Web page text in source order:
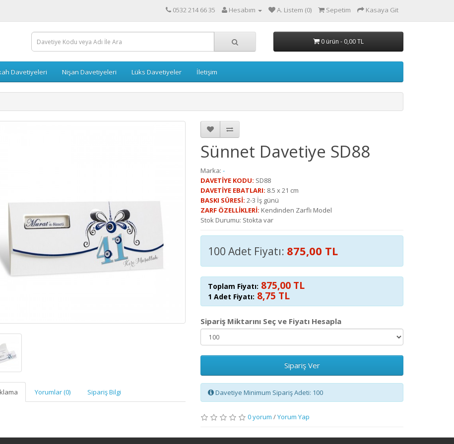
0532 214 66 35 Hesabım A. Listem (0) Sepetim Kasaya Git
0 ürün - 0,00 TL
Davetiyeleri Nişan Davetiyeleri Lüks Davetiyeler İletişim
Yorumlar (0) Sipariş Bilgi
Sünnet Davetiye SD88
Marka:-
DAVETİYE KODU: SD88
DAVETİYE EBATLARI: 8.5 x 21 cm
BASKI SÜRESİ: 2-3 İş günü
ZARF ÖZELLİKLERİ: Kendinden Zarflı Model
Stok Durumu: Stokta var
100 Adet Fiyatı: 875,00 TL
Toplam Fiyatı: 875,00 TL
1 Adet Fiyatı: 8,75 TL
Sipariş Miktarını Seç ve Fiyatı Hesapla
Sipariş Ver
Davetiye Minimum Sipariş Adeti: 100
0 yorum /Yorum Yap